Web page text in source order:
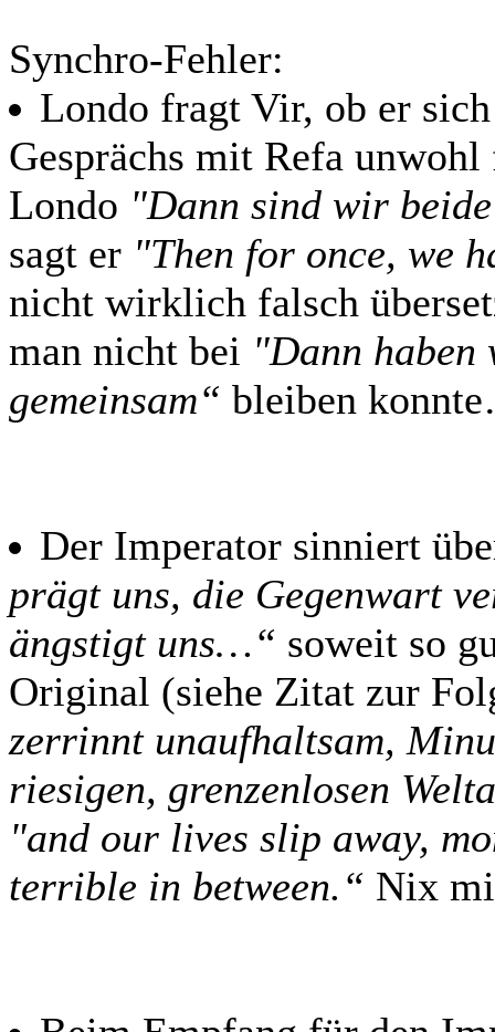
Synchro-Fehler:
Londo fragt Vir, ob er
Gesprächs mit Refa
Londo "Dann sind wir
sagt er "Then for once, we
nicht wirklich falsch
man nicht bei "Dann haben
gemeinsam“ bleiben
Der Imperator sinniert
prägt uns, die Gegenwart
ängstigt uns…“ soweit so
Original (siehe Zitat zur
zerrinnt unaufhaltsam,
riesigen, grenzenlosen
"and our lives slip away,
terrible in between.“ Nix